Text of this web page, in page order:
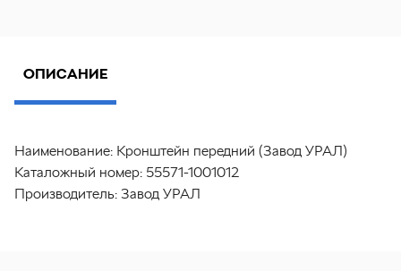
ОПИСАНИЕ
Наименование: Кронштейн передний (Завод УРАЛ)
Каталожный номер: 55571-1001012
Производитель: Завод УРАЛ